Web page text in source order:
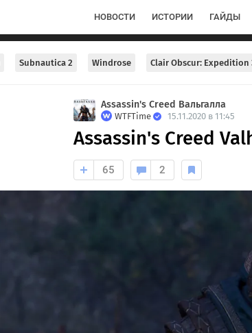
НОВОСТИ ИСТОРИИ ГАЙДЫ
Subnautica 2 Windrose Clair Obscur: Expedition
Assassin's Creed Вальгалла
WTFTime 15.11.2020 в 11:45
Assassin's Creed
65 2